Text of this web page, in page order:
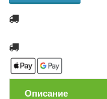
Описание